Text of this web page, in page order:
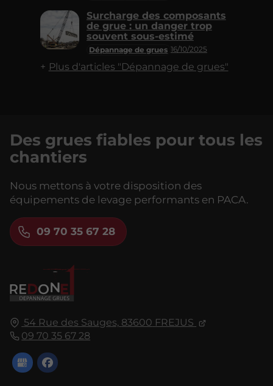
Dépannage de grues 16/10/2025
Surcharge des composants
de grue : un danger trop
souvent sous-estimé
Plus d'articles "Dépannage de grues"
54 Rue des Sauges, 83600 FREJUS
09 70 35 67 28
Des grues fiables pour tous les
chantiers
Nous mettons à votre disposition des
équipements de levage performants en PACA.
09 70 35 67 28